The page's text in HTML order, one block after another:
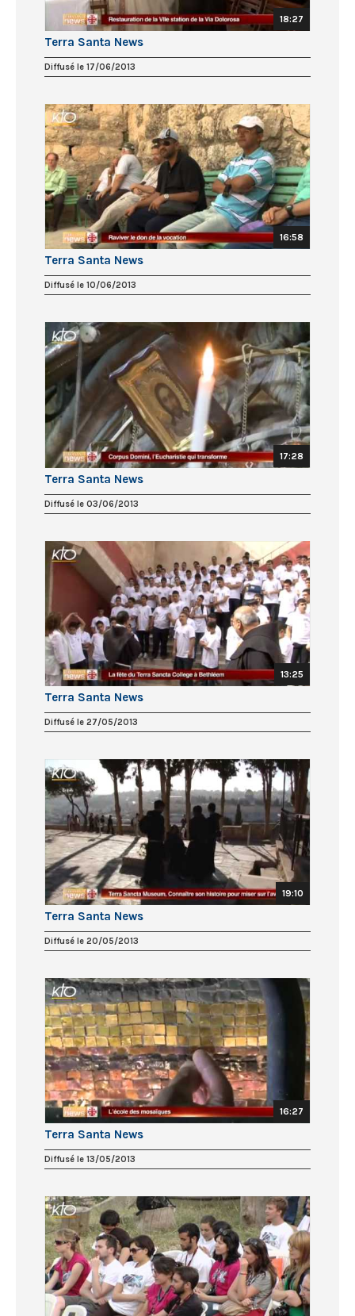
18:27
Terra Santa News
Diffusé le 17/06/2013
16:58
Terra Santa News
Diffusé le 10/06/2013
17:28
Terra Santa News
Diffusé le 03/06/2013
13:25
Terra Santa News
Diffusé le 27/05/2013
19:10
Terra Santa News
Diffusé le 20/05/2013
16:27
Terra Santa News
Diffusé le 13/05/2013